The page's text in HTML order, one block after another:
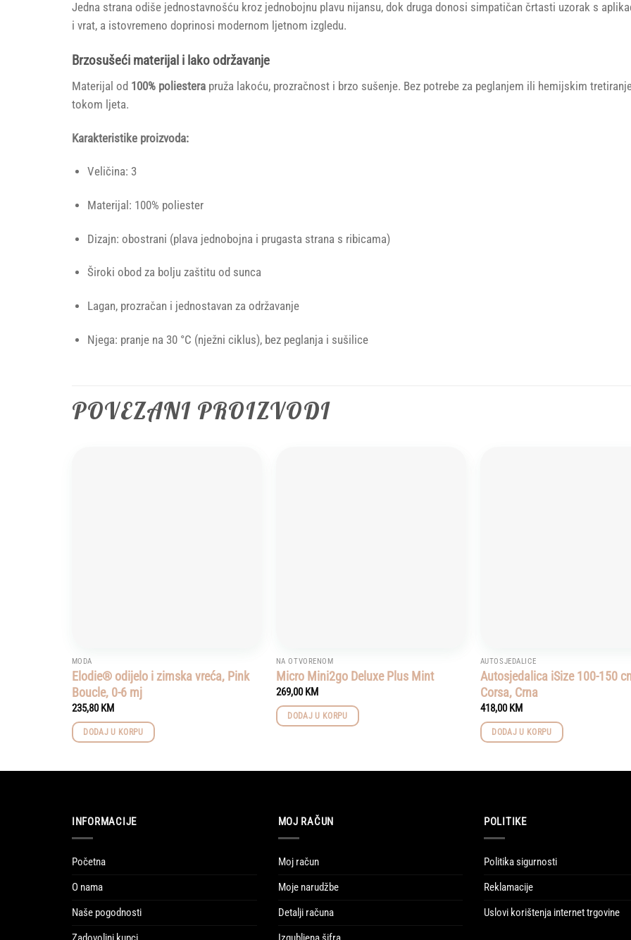
Jedna strana odiše jednostavnošću kroz jednobojnu plavu nijansu, dok druga donosi simpatičan črtasti uzorak s
i vrat, a istovremeno doprinosi modernom ljetnom izgledu.
Brzosušeći materijal i lako održavanje
Materijal od 100% poliestera pruža lakoću, prozračnost i brzo sušenje. Bez potrebe za peglanjem ili hemijskim
tokom ljeta.
Karakteristike proizvoda:
Veličina: 3
Materijal: 100% poliester
Dizajn: obostrani (plava jednobojna i prugasta strana s ribicama)
Široki obod za bolju zaštitu od sunca
Lagan, prozračan i jednostavan za održavanje
Njega: pranje na 30 °C (nježni ciklus), bez peglanja i sušilice
POVEZANI PROIZVODI
MODA
Elodie® odijelo i zimska vreća, Pink
Boucle, 0-6 mj
235,80KM
DODAJ U KORPU
NA OTVORENOM
Micro Mini2go Deluxe Plus Mint
269,00KM
DODAJ U KORPU
AUTOSJEDALICE
Autosjedalica iSize 100-150
Corsa, Crna
418,00KM
DODAJ U KORPU
INFORMACIJE
Početna
O nama
Naše pogodnosti
MOJ RAČUN
Moj račun
Moje narudžbe
Detalji računa
POLITIKE
Politika sigurnosti
Reklamacije
Uslovi korištenja internet trgovine